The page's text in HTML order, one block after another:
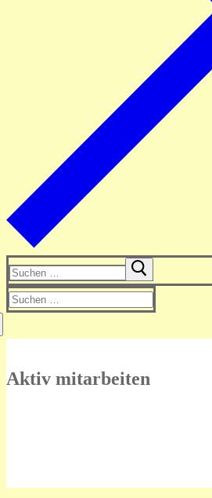
Suchen
nach:
Suchen
Aktiv mitarbeiten